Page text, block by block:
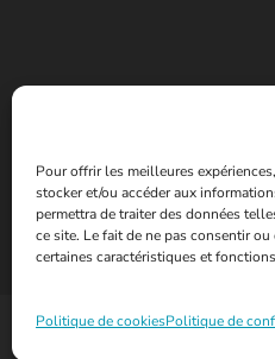
Pour offrir les meilleures
stocker et/ou accéder aux
permettra de traiter des données
ce site. Le fait de ne pas consentir
certaines caractéristiques et
Politique de cookiesPolitique de
© 2026 - Mairie de la